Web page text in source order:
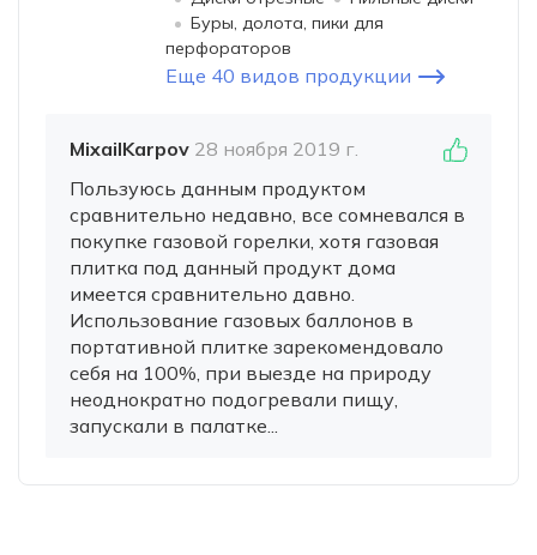
Буры, долота, пики для
перфораторов
Еще 40 видов продукции
MixailKarpov 28 ноября 2019 г.
Пользуюсь данным продуктом
сравнительно недавно, все сомневался в
покупке газовой горелки, хотя газовая
плитка под данный продукт дома
имеется сравнительно давно.
Использование газовых баллонов в
портативной плитке зарекомендовало
себя на 100%, при выезде на природу
неоднократно подогревали пищу,
запускали в палатке...